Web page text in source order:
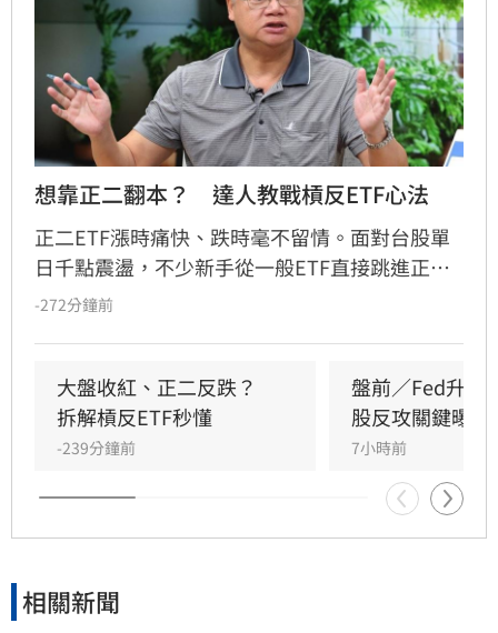
想靠正二翻本？　達人教戰槓反ETF心法
正二ETF漲時痛快、跌時毫不留情。面對台股單
日千點震盪，不少新手從一般ETF直接跳進正
二，誤把2倍槓桿當成2倍勝率。其實，最大風險
震盪行情下，投資游刃有餘。
-272分鐘前
大盤收紅、正二反跌？
拆解槓反ETF秒懂
-239分鐘前
盤前／Fed升息
股反攻關鍵曝光
7小時前
相關新聞